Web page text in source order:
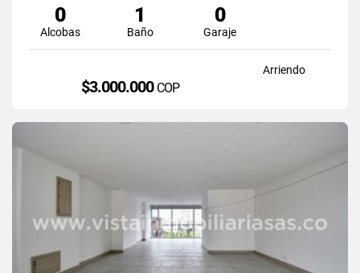
0
Alcobas
1
Baño
0
Garaje
Arriendo
$3.000.000 COP